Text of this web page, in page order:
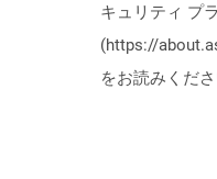
キュリティ プ
(https://
をお読みくださ